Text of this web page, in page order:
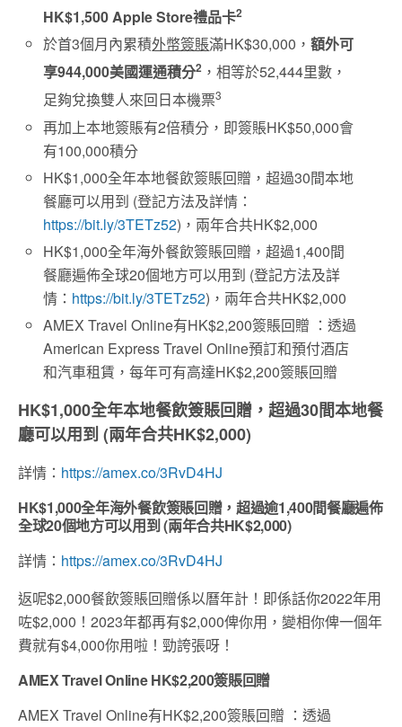
HK$1,500 Apple Store禮品卡2
於首3個月內累積外幣簽賬滿HK$30,000，額外可
享944,000美國運通積分2 ，相等於52,444里數，
足夠兌換雙人來回日本機票3
再加上本地簽賬有2倍積分，即簽賬HK$50,000會
有100,000積分
HK$1,000全年本地餐飲簽賬回贈，超過30間本地
餐廳可以用到 (登記方法及詳情：
https://bit.ly/3TETz52)，兩年合共HK$2,000
HK$1,000全年海外餐飲簽賬回贈，超過1,400間
餐廳遍佈全球20個地方可以用到 (登記方法及詳
情： https://bit.ly/3TETz52)，兩年合共HK$2,000
AMEX Travel Online有HK$2,200簽賬回贈 ：透過
American Express Travel Online預訂和預付酒店
和汽車租賃，每年可有高達HK$2,200簽賬回贈
HK$1,000全年本地餐飲簽賬回贈，超過30間本地餐
廳可以用到 (兩年合共HK$2,000)
詳情： https://amex.co/3RvD4HJ
HK$1,000全年海外餐飲簽賬回贈，超過逾1,400間餐廳遍佈
全球20個地方可以用到 (兩年合共HK$2,000)
詳情： https://amex.co/3RvD4HJ
返呢$2,000餐飲簽賬回贈係以曆年計！即係話你2022年用
咗$2,000！2023年都再有$2,000俾你用，變相你俾一個年
費就有$4,000你用啦！勁誇張呀！
AMEX Travel Online HK$2,200簽賬回贈
AMEX Travel Online有HK$2,200簽賬回贈 ： 透過